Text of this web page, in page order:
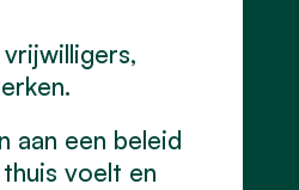
aan een beleid
voelt en